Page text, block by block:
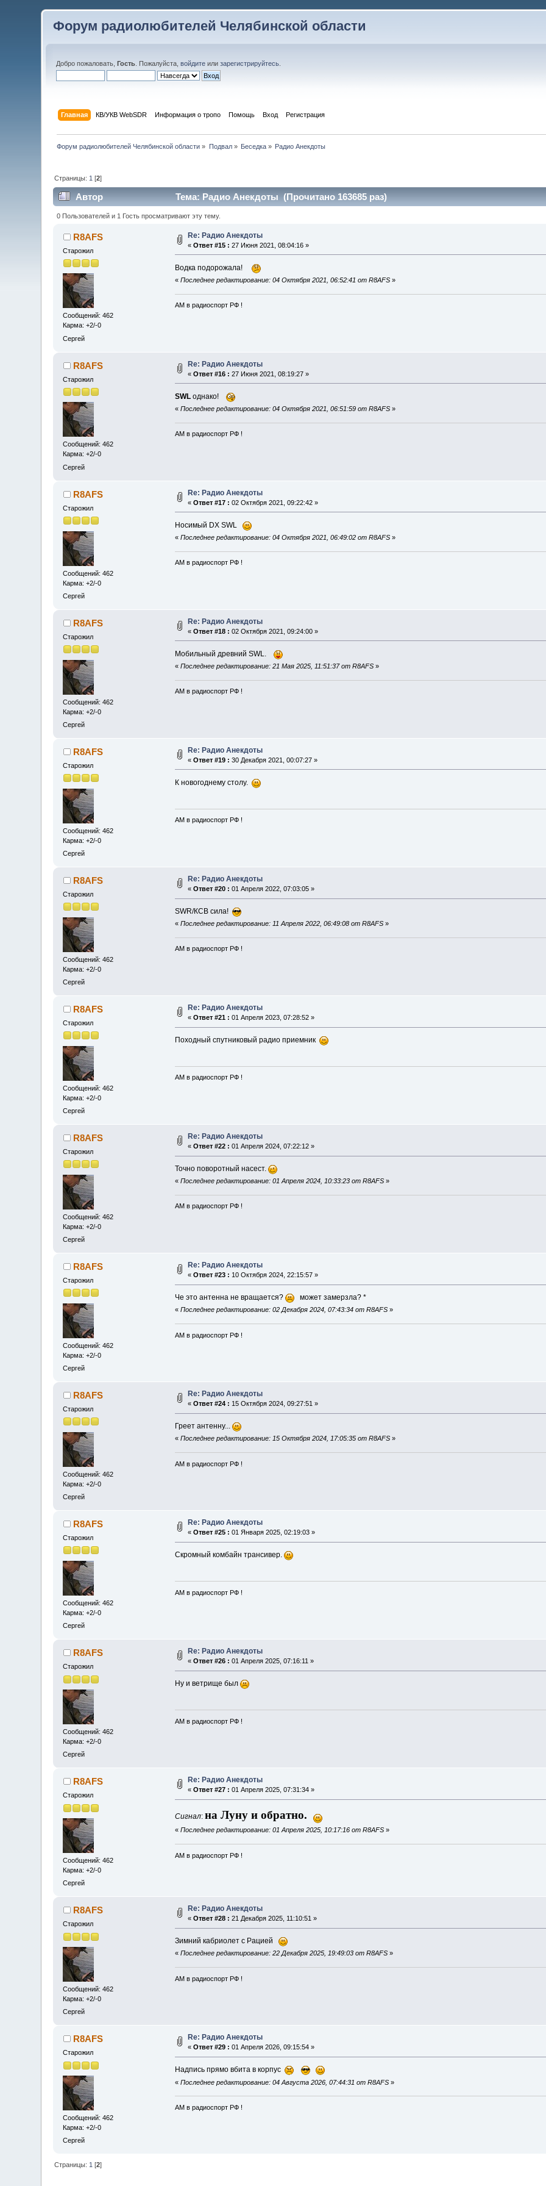
Форум радиолюбителей Челябинской области
Добро пожаловать,Гость . Пожалуйста,войдите илизарегистрируйтесь
Главная КВ/УКВ WebSDR Информация о тропо Помощь Вход Регистрация
Форум радиолюбителей Челябинской области » Подвал» Беседка » Радио Анекдоты
Страницы: 1 [2]
Автор Тема: Радио Анекдоты (Прочитано 163685 раз)
0 Пользователей и 1 Гость просматривают эту тему.
R8AFS
Старожил
Сообщений: 462
Карма: +2/-0
Сергей
Re: Радио Анекдоты
«Ответ #15 : 27 Июня 2021, 08:04:16 »
Водка подорожала!
« Последнее редактирование: 04 Октября 2021, 06:52:41 от R8AFS»
АМ в радиоспорт РФ !
R8AFS
Старожил
Сообщений: 462
Карма: +2/-0
Сергей
Re: Радио Анекдоты
«Ответ #16 : 27 Июня 2021, 08:19:27 »
SWLоднако!
« Последнее редактирование: 04 Октября 2021, 06:51:59 от R8AFS»
АМ в радиоспорт РФ !
R8AFS
Старожил
Сообщений: 462
Карма: +2/-0
Сергей
Re: Радио Анекдоты
«Ответ #17 : 02 Октября 2021, 09:22:42 »
Носимый DX SWL
« Последнее редактирование: 04 Октября 2021, 06:49:02 от R8AFS»
АМ в радиоспорт РФ !
R8AFS
Старожил
Сообщений: 462
Карма: +2/-0
Сергей
Re: Радио Анекдоты
«Ответ #18 : 02 Октября 2021, 09:24:00 »
Мобильный древний SWL.
« Последнее редактирование: 21 Мая 2025, 11:51:37 от R8AFS»
АМ в радиоспорт РФ !
R8AFS
Старожил
Сообщений: 462
Карма: +2/-0
Сергей
Re: Радио Анекдоты
«Ответ #19 : 30 Декабря 2021, 00:07:27 »
К новогоднему столу.
АМ в радиоспорт РФ !
R8AFS
Старожил
Сообщений: 462
Карма: +2/-0
Сергей
Re: Радио Анекдоты
«Ответ #20 : 01 Апреля 2022, 07:03:05 »
SWR/КСВ сила!
« Последнее редактирование: 11 Апреля 2022, 06:49:08 от R8AFS»
АМ в радиоспорт РФ !
R8AFS
Старожил
Сообщений: 462
Карма: +2/-0
Сергей
Re: Радио Анекдоты
«Ответ #21 : 01 Апреля 2023, 07:28:52 »
Походный спутниковый радио приемник
АМ в радиоспорт РФ !
R8AFS
Старожил
Сообщений: 462
Карма: +2/-0
Сергей
Re: Радио Анекдоты
«Ответ #22 : 01 Апреля 2024, 07:22:12 »
Точно поворотный насест.
« Последнее редактирование: 01 Апреля 2024, 10:33:23 от R8AFS»
АМ в радиоспорт РФ !
R8AFS
Старожил
Сообщений: 462
Карма: +2/-0
Сергей
Re: Радио Анекдоты
«Ответ #23 : 10 Октября 2024, 22:15:57 »
Че это антенна не вращается? может замерзла? *
« Последнее редактирование: 02 Декабря 2024, 07:43:34 от R8AFS»
АМ в радиоспорт РФ !
R8AFS
Старожил
Сообщений: 462
Карма: +2/-0
Сергей
Re: Радио Анекдоты
«Ответ #24 : 15 Октября 2024, 09:27:51 »
Греет антенну...
« Последнее редактирование: 15 Октября 2024, 17:05:35 от R8AFS»
АМ в радиоспорт РФ !
R8AFS
Старожил
Сообщений: 462
Карма: +2/-0
Сергей
Re: Радио Анекдоты
«Ответ #25 : 01 Января 2025, 02:19:03 »
Скромный комбайн трансивер.
АМ в радиоспорт РФ !
R8AFS
Старожил
Сообщений: 462
Карма: +2/-0
Сергей
Re: Радио Анекдоты
«Ответ #26 : 01 Апреля 2025, 07:16:11 »
Ну и ветрище был
АМ в радиоспорт РФ !
R8AFS
Старожил
Сообщений: 462
Карма: +2/-0
Сергей
Re: Радио Анекдоты
«Ответ #27 : 01 Апреля 2025, 07:31:34 »
Сигнал: на Луну и обратно.
« Последнее редактирование: 01 Апреля 2025, 10:17:16 от R8AFS»
АМ в радиоспорт РФ !
R8AFS
Старожил
Сообщений: 462
Карма: +2/-0
Сергей
Re: Радио Анекдоты
«Ответ #28 : 21 Декабря 2025, 11:10:51 »
Зимний кабриолет с Рацией
« Последнее редактирование: 22 Декабря 2025, 19:49:03 от R8AFS»
АМ в радиоспорт РФ !
R8AFS
Старожил
Сообщений: 462
Карма: +2/-0
Сергей
Re: Радио Анекдоты
«Ответ #29 : 01 Апреля 2026, 09:15:54 »
Надпись прямо вбита в корпус
« Последнее редактирование: 04 Августа 2026, 07:44:31 от R8AFS»
АМ в радиоспорт РФ !
Страницы: 1 [2]